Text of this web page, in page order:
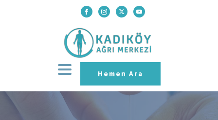
Hemen Ara